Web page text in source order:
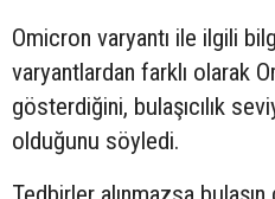
Omicron varyantı ile ilgili
varyantlardan farklı olarak
gösterdiğini, bulaşıcılık
olduğunu söyledi.